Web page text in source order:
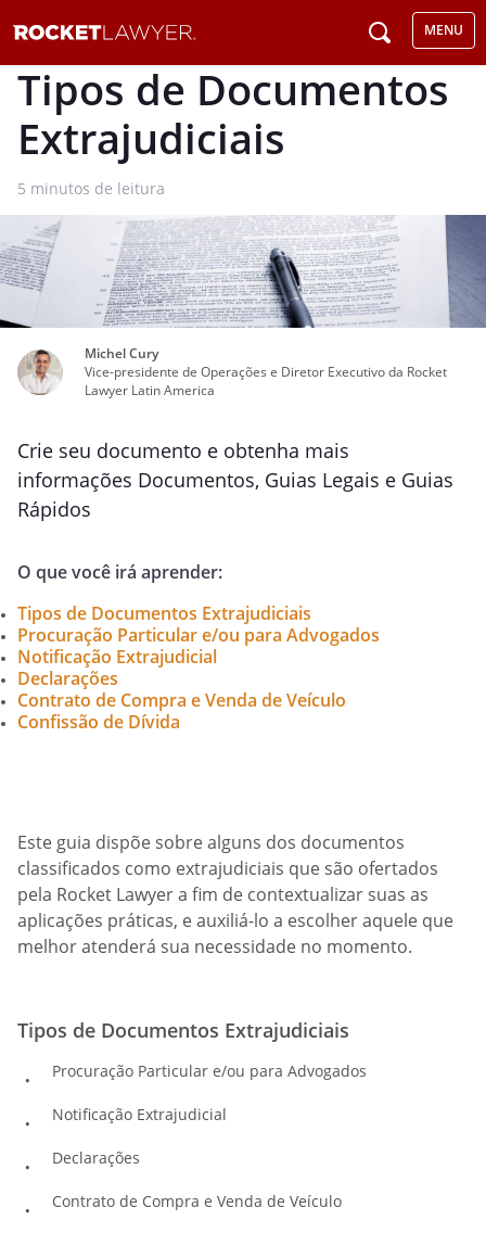
MENU
Tipos de Documentos
Extrajudiciais
5 minutos de leitura
Michel Cury
Vice-presidente de Operações e Diretor Executivo da Rocket
Lawyer Latin America
Crie seu documento e obtenha mais
informações Documentos, Guias Legais e Guias
Rápidos
O que você irá aprender:
Tipos de Documentos Extrajudiciais
Procuração Particular e/ou para Advogados
Notificação Extrajudicial
Declarações
Contrato de Compra e Venda de Veículo
Confissão de Dívida
Este guia dispõe sobre alguns dos documentos
classificados como extrajudiciais que são ofertados
pela Rocket Lawyer a fim de contextualizar suas as
aplicações práticas, e auxiliá-lo a escolher aquele que
melhor atenderá sua necessidade no momento.
Tipos de Documentos Extrajudiciais
Procuração Particular e/ou para Advogados
Notificação Extrajudicial
Declarações
Contrato de Compra e Venda de Veículo